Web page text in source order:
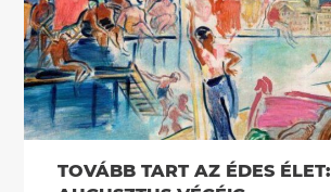
TOVÁBB TART AZ ÉDES ÉLET: